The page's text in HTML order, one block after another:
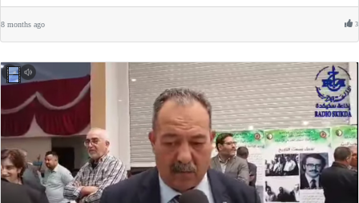
8 months ago 3